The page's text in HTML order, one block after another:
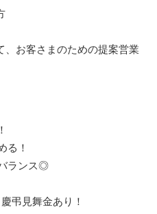
お客さまのための提案営業
る！
ランス◎
弔見舞金あり！